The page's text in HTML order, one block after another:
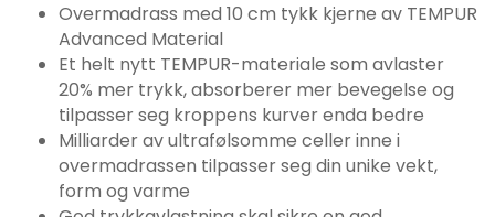
Overmadrass med 10 cm tykk kjerne av TEMPUR
Advanced Material
Et helt nytt TEMPUR-materiale som avlaster
20% mer trykk, absorberer mer bevegelse og
tilpasser seg kroppens kurver enda bedre
Milliarder av ultrafølsomme celler inne i
overmadrassen tilpasser seg din unike vekt,
form og varme